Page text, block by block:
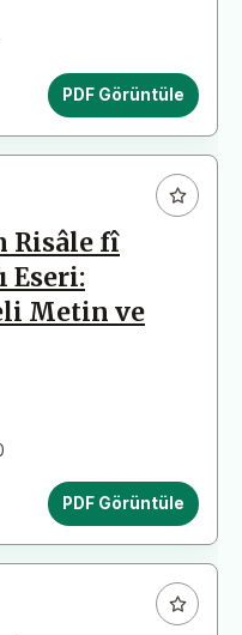
PDF Görüntüle
Risâle fî
Eseri:
Metin ve
PDF Görüntüle